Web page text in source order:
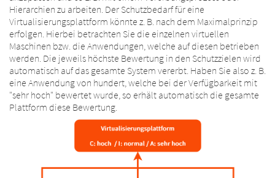
Hierarchien zu arbeiten. Der Schutzbedarf für eine
Virtualisierungsplattform könnte z. B. nach dem Maximalprinzip
erfolgen. Hierbei betrachten Sie die einzelnen virtuellen
Maschinen bzw. die Anwendungen, welche auf diesen betrieben
werden. Die jeweils höchste Bewertung in den Schutzzielen wird
automatisch auf das gesamte System vererbt. Haben Sie also z. B.
eine Anwendung von hundert, welche bei der Verfügbarkeit mit
"sehr hoch" bewertet wurde, so erhält automatisch die gesamte
Plattform diese Bewertung.